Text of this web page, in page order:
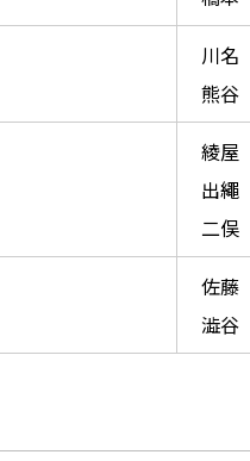
川
熊
綾
出
二
佐
澁